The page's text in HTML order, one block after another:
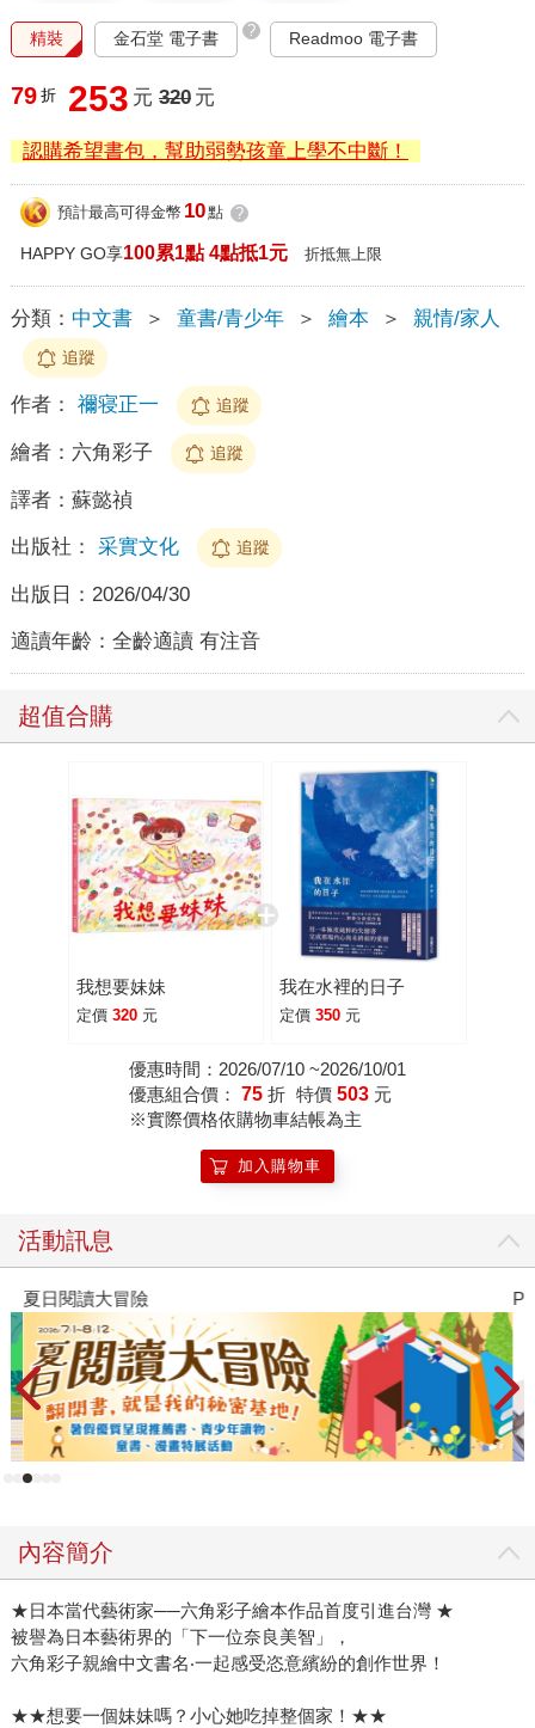
精裝 金石堂 電子書 ? Readmoo 電子書
79 折 253 元 320 元
認購希望書包，幫助弱勢孩童上學不中斷！
預計最高可得金幣 10點 ?
HAPPY GO享100累1點 4點抵1元 折抵無上限
分類： 中文書 ＞ 童書/青少年 ＞ 繪本 ＞ 親情/家人
追蹤
作者： 禰寝正一 追蹤
繪者： 六角彩子 追蹤
譯者： 蘇懿禎
出版社： 采實文化 追蹤
出版日： 2026/04/30
適讀年齡： 全齡適讀 有注音
超值合購
我想要妹妹
定價 320 元
我在水裡的日子
定價 350 元
優惠時間：2026/07/10 ~2026/10/01
優惠組合價： 75 折 特價 503 元
※實際價格依購物車結帳為主
加入購物車
活動訊息
夏日閱讀大冒險
內容簡介
★日本當代藝術家──六角彩子繪本作品首度引進台灣 ★
被譽為日本藝術界的「下一位奈良美智」，
六角彩子親繪中文書名‧一起感受恣意繽紛的創作世界！
★★想要一個妹妹嗎？小心她吃掉整個家！★★